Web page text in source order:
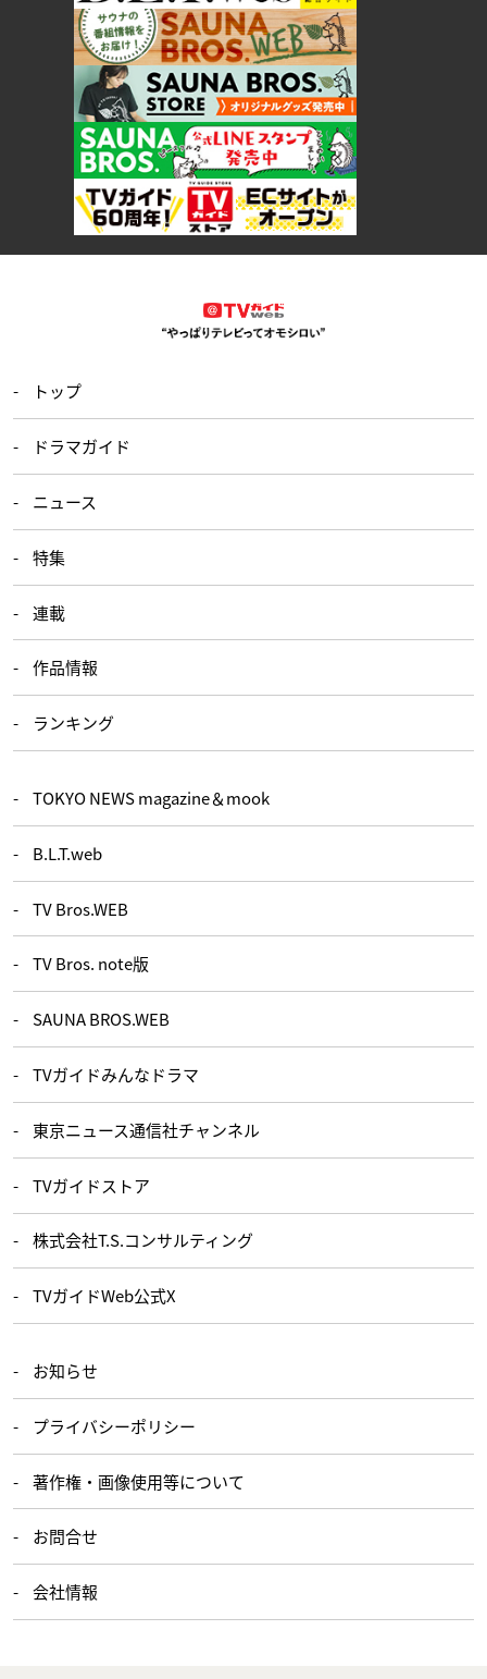
トップ
ドラマガイド
ニュース
特集
連載
作品情報
ランキング
TOKYO NEWS magazine＆mook
B.L.T.web
TV Bros.WEB
TV Bros. note版
SAUNA BROS.WEB
TVガイドみんなドラマ
東京ニュース通信社チャンネル
TVガイドストア
株式会社T.S.コンサルティング
TVガイドWeb公式X
お知らせ
プライバシーポリシー
著作権・画像使用等について
お問合せ
会社情報